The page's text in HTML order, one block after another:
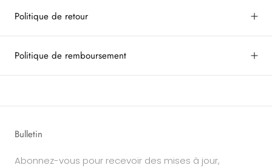
Politique de retour
Politique de remboursement
Bulletin
Abonnez-vous pour recevoir des mises à jour,